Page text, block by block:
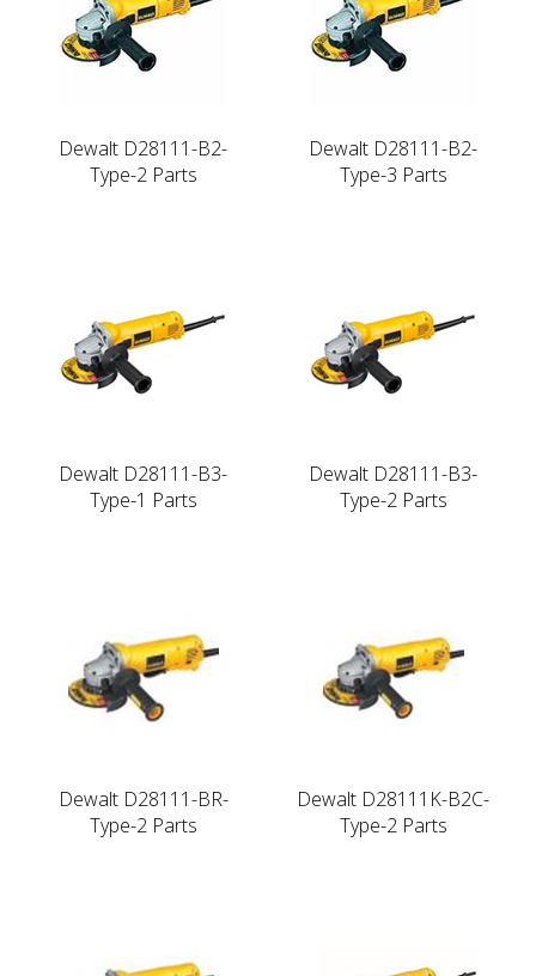
Dewalt D28111-B2-
Type-2 Parts
Dewalt D28111-B2-
Type-3 Parts
Dewalt D28111-B3-
Type-1 Parts
Dewalt D28111-B3-
Type-2 Parts
Dewalt D28111-BR-
Type-2 Parts
Dewalt D28111K-B2C-
Type-2 Parts